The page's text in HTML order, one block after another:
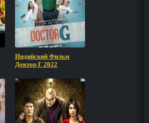
Индийский Фильм
Доктор Г 2022